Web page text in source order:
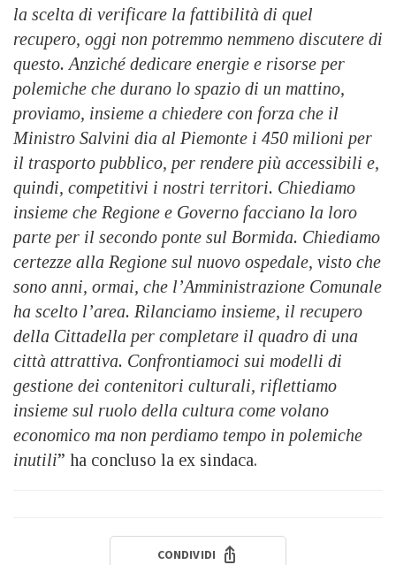
la scelta di verificare la fattibilità di quel
recupero, oggi non potremmo nemmeno discutere di
questo. Anziché dedicare energie e risorse per
polemiche che durano lo spazio di un mattino,
proviamo, insieme a chiedere con forza che il
Ministro Salvini dia al Piemonte i 450 milioni per
il trasporto pubblico, per rendere più accessibili e,
quindi, competitivi i nostri territori. Chiediamo
insieme che Regione e Governo facciano la loro
parte per il secondo ponte sul Bormida. Chiediamo
certezze alla Regione sul nuovo ospedale, visto che
sono anni, ormai, che l’Amministrazione Comunale
ha scelto l’area. Rilanciamo insieme, il recupero
della Cittadella per completare il quadro di una
città attrattiva. Confrontiamoci sui modelli di
gestione dei contenitori culturali, riflettiamo
insieme sul ruolo della cultura come volano
economico ma non perdiamo tempo in polemiche
inutili” ha concluso la ex sindaca.
CONDIVIDI